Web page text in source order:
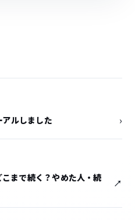
ルしました ›
まで続く？やめた人・続